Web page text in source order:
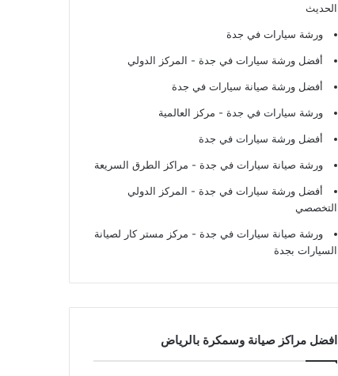
الحديث
ورشة سيارات في جدة
أفضل ورشة سيارات في جدة - المركز الدولي
أفضل ورشة صيانة سيارات في جدة
ورشة سيارات في جدة - مركز العالمية
أفضل ورشة سيارات في جدة
ورشة صيانة سيارات في جدة - مراكز الطرق السريعة
أفضل ورشة سيارات في جدة - المركز الدولي
التخصصي
ورشة صيانة سيارات في جدة - مركز مستر كار لصيانة
السيارات بجدة
افضل مراكز صيانة وسمكرة بالرياض